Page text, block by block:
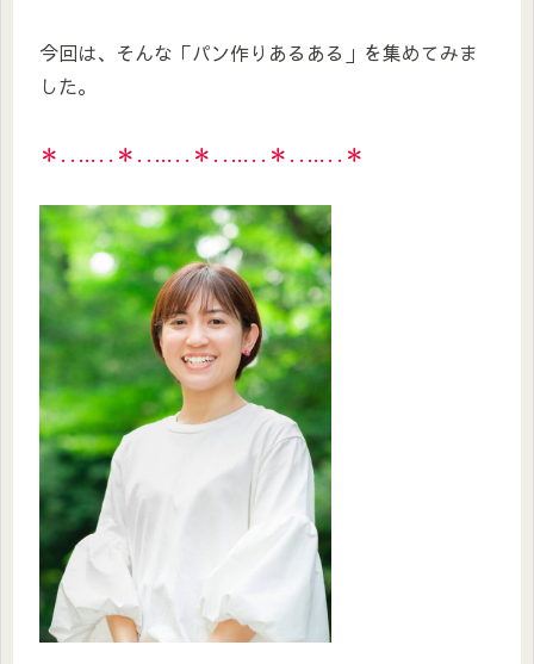
今回は、そんな「パン作りあるある」を集めてみま
した。
＊‥…‥＊‥…‥＊‥…‥＊‥…‥＊